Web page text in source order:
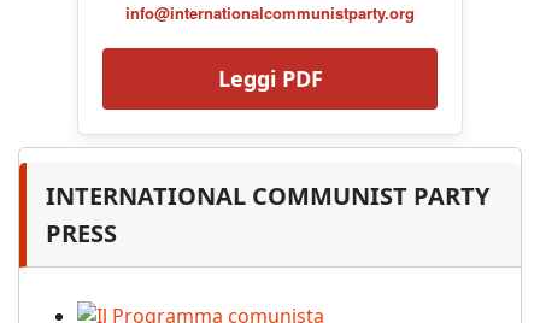
info@internationalcommunistparty.org
Leggi PDF
INTERNATIONAL COMMUNIST PARTY
PRESS